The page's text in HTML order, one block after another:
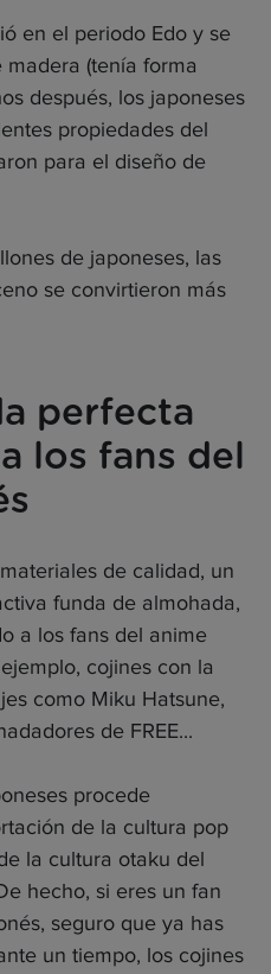
en el periodo Edo y se
(tenía forma
después, los japoneses
propiedades del
para el diseño de
de japoneses, las
se convirtieron más
perfecta
los fans del
de calidad, un
funda de almohada,
a los fans del anime
cojines con la
como Miku Hatsune,
de FREE...
procede
de la cultura pop
la cultura otaku del
hecho, si eres un fan
seguro que ya has
un tiempo, los cojines